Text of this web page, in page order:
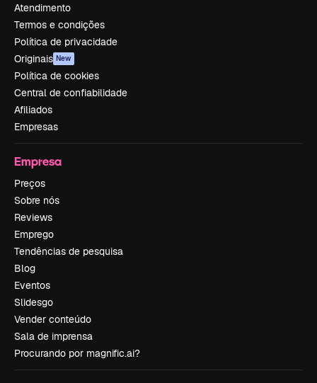
Atendimento
Termos e condições
Política de privacidade
Originais New
Política de cookies
Central de confiabilidade
Afiliados
Empresas
Empresa
Preços
Sobre nós
Reviews
Emprego
Tendências de pesquisa
Blog
Eventos
Slidesgo
Vender conteúdo
Sala de imprensa
Procurando por magnific.ai?